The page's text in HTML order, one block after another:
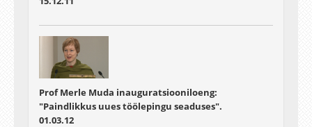
Prof Merle Muda inauguratsiooniloeng:
"Paindlikkus uues töölepingu seaduses".
01.03.12